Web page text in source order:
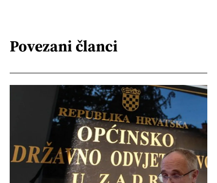
Povezani članci